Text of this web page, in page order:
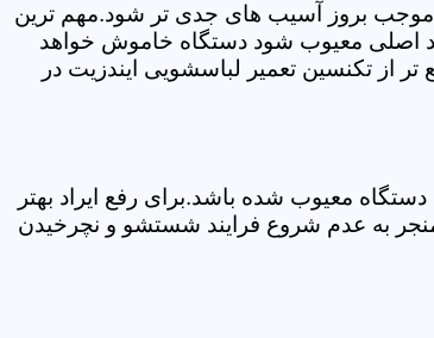
موجب بروز آسیب های جدی تر شود.مهم ترین
اصلی معیوب شود دستگاه خاموش خواهد
از تکنسین تعمیر لباسشویی ایندزیت در
معیوب شده باشد.برای رفع ایراد بهتر
منجر به عدم شروع فرایند شستشو و نچرخیدن